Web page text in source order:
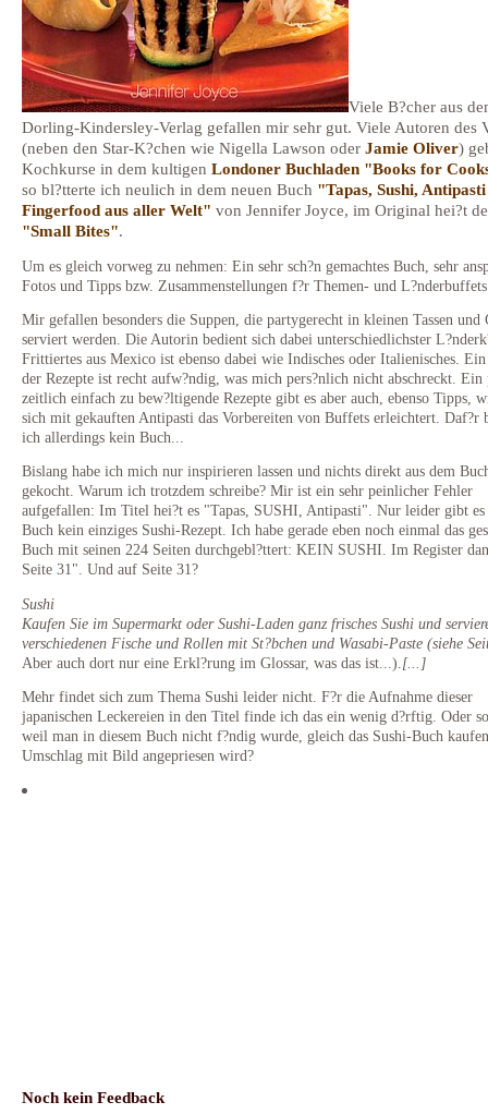
Viele B?cher aus
Dorling-Kindersley-Verlag gefallen mir sehr gut. Viele Autoren des
(neben den Star-K?chen wie Nigella Lawson oder Jamie Oliver)
Kochkurse in dem kultigen Londoner Buchladen "Books for
so bl?tterte ich neulich in dem neuen Buch "Tapas, Sushi,
Fingerfood aus aller Welt" von Jennifer Joyce, im Original hei?t
"Small Bites".
Um es gleich vorweg zu nehmen: Ein sehr sch?n gemachtes Buch, sehr
Fotos und Tipps bzw. Zusammenstellungen f?r Themen- und
Mir gefallen besonders die Suppen, die partygerecht in kleinen Tassen und
serviert werden. Die Autorin bedient sich dabei unterschiedlichster
Frittiertes aus Mexico ist ebenso dabei wie Indisches oder Italienisches.
der Rezepte ist recht aufw?ndig, was mich pers?nlich nicht abschreckt. Ein
zeitlich einfach zu bew?ltigende Rezepte gibt es aber auch, ebenso Tipps,
sich mit gekauften Antipasti das Vorbereiten von Buffets erleichtert. Daf?r
ich allerdings kein Buch...
Bislang habe ich mich nur inspirieren lassen und nichts direkt aus dem
gekocht. Warum ich trotzdem schreibe? Mir ist ein sehr peinlicher Fehler
aufgefallen: Im Titel hei?t es "Tapas, SUSHI, Antipasti". Nur leider gibt
Buch kein einziges Sushi-Rezept. Ich habe gerade eben noch einmal das
Buch mit seinen 224 Seiten durchgebl?ttert: KEIN SUSHI. Im Register
Seite 31". Und auf Seite 31?
Sushi
Kaufen Sie im Supermarkt oder Sushi-Laden ganz frisches Sushi und
verschiedenen Fische und Rollen mit St?bchen und Wasabi-Paste (siehe
Aber auch dort nur eine Erkl?rung im Glossar, was das ist...). [...]
Mehr findet sich zum Thema Sushi leider nicht. F?r die Aufnahme dieser
japanischen Leckereien in den Titel finde ich das ein wenig d?rftig. Oder
weil man in diesem Buch nicht f?ndig wurde, gleich das Sushi-Buch
Umschlag mit Bild angepriesen wird?
Noch kein Feedback